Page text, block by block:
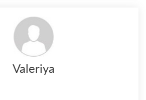
Valeriya